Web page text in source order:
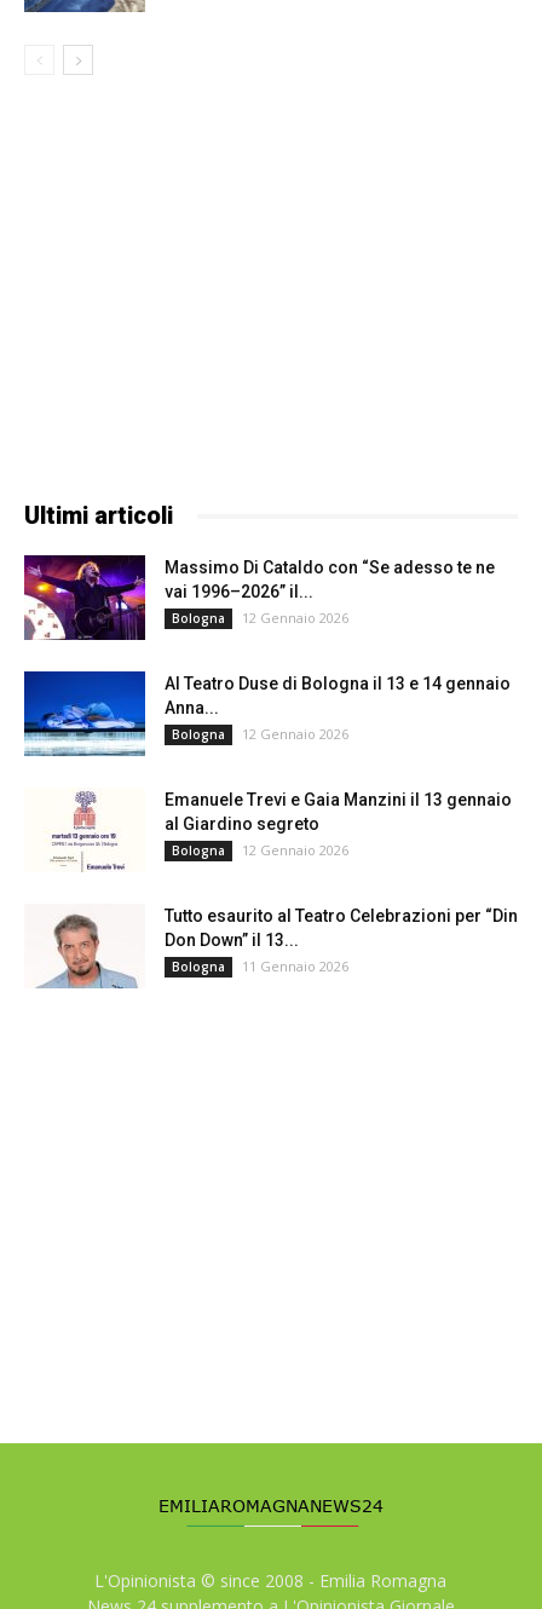
Ultimi articoli
Massimo Di Cataldo con “Se adesso te ne
vai 1996–2026” il...
Bologna 12 Gennaio 2026
Al Teatro Duse di Bologna il 13 e 14 gennaio
Anna...
Bologna 12 Gennaio 2026
Emanuele Trevi e Gaia Manzini il 13 gennaio
al Giardino segreto
Bologna 12 Gennaio 2026
Tutto esaurito al Teatro Celebrazioni per “Din
Don Down” il 13...
Bologna 11 Gennaio 2026
L'Opinionista © since 2008 - Emilia Romagna